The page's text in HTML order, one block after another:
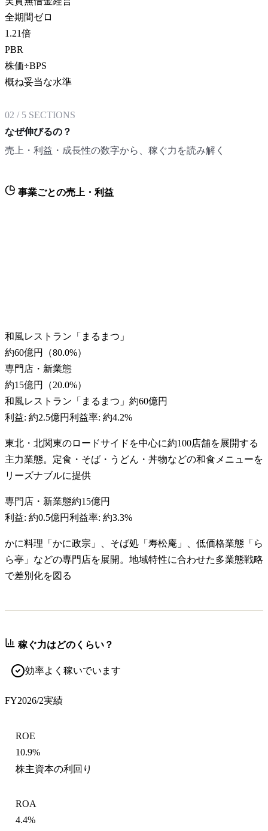
全期間ゼロ
1.21倍
PBR
株価÷BPS
概ね妥当な水準
02 / 5 SECTIONS
なぜ伸びるの？
売上・利益・成長性の数字から、稼ぐ力を読み解く
事業ごとの売上・利益
和風レストラン「まるまつ」
約60億円
（80.0%）
専門店・新業態
約15億円
（20.0%）
和風レストラン「まるまつ」 約60億円
利益: 約2.5億円利益率: 約4.2%
東北・北関東のロードサイドを中心に約100店舗を展開する
主力業態。定食・そば・うどん・丼物などの和食メニューを
リーズナブルに提供
専門店・新業態約15億円
利益: 約0.5億円利益率: 約3.3%
かに料理「かに政宗」、そば処「寿松庵」、低価格業態「ら
ら亭」などの専門店を展開。地域特性に合わせた多業態戦略
で差別化を図る
稼ぐ力はどのくらい？
効率よく稼いでいます
FY2026/2実績
ROE
10.9%
株主資本の利回り
ROA
4.4%